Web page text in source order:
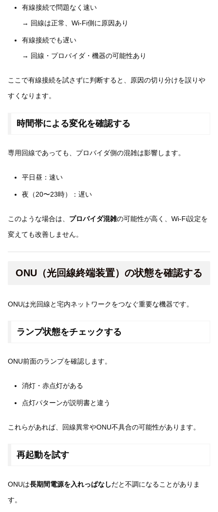
有線接続で問題なく速い
→ 回線は正常、Wi-Fi側に原因あり
有線接続でも遅い
→ 回線・プロバイダ・機器の可能性あり
ここで有線接続を試さずに判断すると、原因の切り分けを誤りや
すくなります。
時間帯による変化を確認する
専用回線であっても、プロバイダ側の混雑は影響します。
平日昼：速い
夜（20〜23時）：遅い
このような場合は、 プロバイダ混雑の可能性が高く、Wi-Fi設定を
変えても改善しません。
ONU（光回線終端装置）の状態を確認する
ONUは光回線と宅内ネットワークをつなぐ重要な機器です。
ランプ状態をチェックする
ONU前面のランプを確認します。
消灯・赤点灯がある
点灯パターンが説明書と違う
これらがあれば、回線異常やONU不具合の可能性があります。
再起動を試す
ONUは長期間電源を入れっぱなしだと不調になることがありま
す。